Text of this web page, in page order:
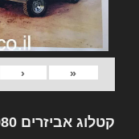
«
‹
קטלוג אביזרים Jeep 1980